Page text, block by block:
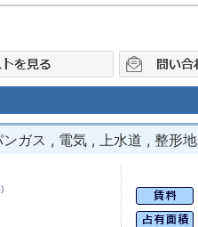
ガス , 電気 , 上水道 , 整形地